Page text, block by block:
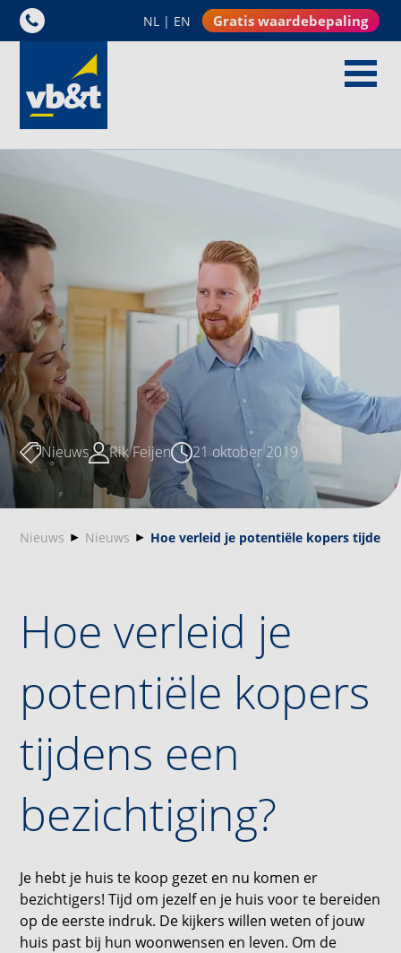
NL | EN Gratis waardebepaling
Nieuws Rik Feijen 21 oktober 2019
Nieuws Nieuws Hoe verleid je potentiële kopers tijdens
Hoe verleid je
potentiële kopers
tijdens een
bezichtiging?
Je hebt je huis te koop gezet en nu komen er
bezichtigers! Tijd om jezelf en je huis voor te bereiden
op de eerste indruk. De kijkers willen weten of jouw
huis past bij hun woonwensen en leven. Om de